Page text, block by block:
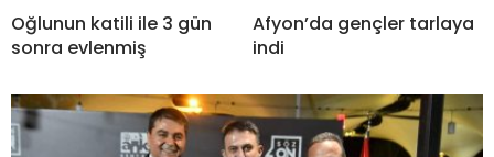
Oğlunun katili ile 3 gün
sonra evlenmiş
Afyon’da gençler tarlaya
indi